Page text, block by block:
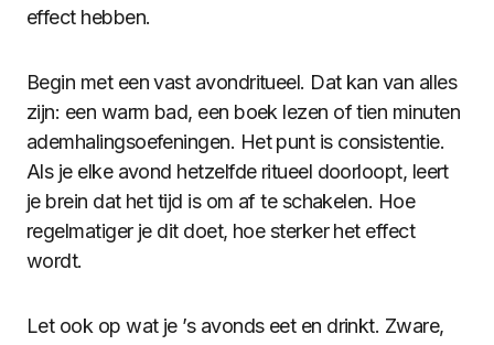
effect hebben.
Begin met een vast avondritueel. Dat kan van alles
zijn: een warm bad, een boek lezen of tien minuten
ademhalingsoefeningen. Het punt is consistentie.
Als je elke avond hetzelfde ritueel doorloopt, leert
je brein dat het tijd is om af te schakelen. Hoe
regelmatiger je dit doet, hoe sterker het effect
wordt.
Let ook op wat je ’s avonds eet en drinkt. Zware,